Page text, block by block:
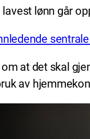
lønn går
om at det skal
av